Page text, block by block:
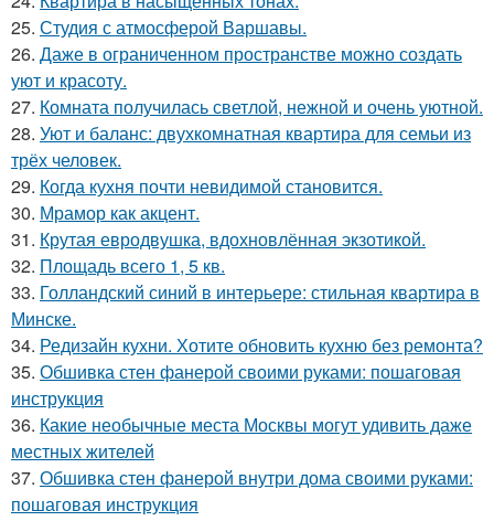
25. Студия с атмосферой Варшавы.
26. Даже в ограниченном пространстве можно создать
уют и красоту.
27. Комната получилась светлой, нежной и очень уютной.
28. Уют и баланс: двухкомнатная квартира для семьи из
трёх человек.
29. Когда кухня почти невидимой становится.
30. Мрамор как акцент.
31. Крутая евродвушка, вдохновлённая экзотикой.
32. Площадь всего 1, 5 кв.
33. Голландский синий в интерьере: стильная квартира в
Минске.
34. Редизайн кухни. Хотите обновить кухню без ремонта?
35. Обшивка стен фанерой своими руками: пошаговая
инструкция
36. Какие необычные места Москвы могут удивить даже
местных жителей
37. Обшивка стен фанерой внутри дома своими руками:
пошаговая инструкция